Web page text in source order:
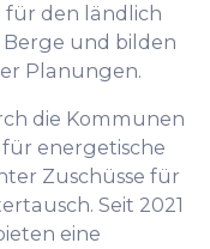
für den ländlich
und bilden
Planungen.
die Kommunen
energetische
Zuschüsse für
Seit 2021
eine